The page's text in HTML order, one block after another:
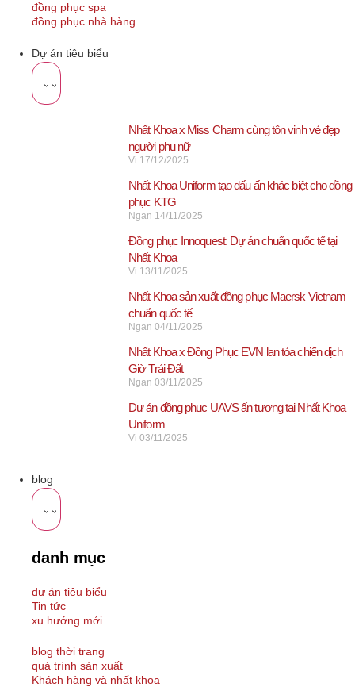
đồng phục spa
đồng phục nhà hàng
Dự án tiêu biểu
Nhất Khoa x Miss Charm cùng tôn vinh vẻ đẹp
người phụ nữ
Vi 17/12/2025
Nhất Khoa Uniform tạo dấu ấn khác biệt cho đồng
phục KTG
Ngan 14/11/2025
Đồng phục Innoquest: Dự án chuẩn quốc tế tại
Nhất Khoa
Vi 13/11/2025
Nhất Khoa sản xuất đồng phục Maersk Vietnam
chuẩn quốc tế
Ngan 04/11/2025
Nhất Khoa x Đồng Phục EVN lan tỏa chiến dịch
Giờ Trái Đất
Ngan 03/11/2025
Dự án đồng phục UAVS ấn tượng tại Nhất Khoa
Uniform
Vi 03/11/2025
blog
danh mục
dự án tiêu biểu
Tin tức
xu hướng mới
blog thời trang
quá trình sản xuất
Khách hàng và nhất khoa